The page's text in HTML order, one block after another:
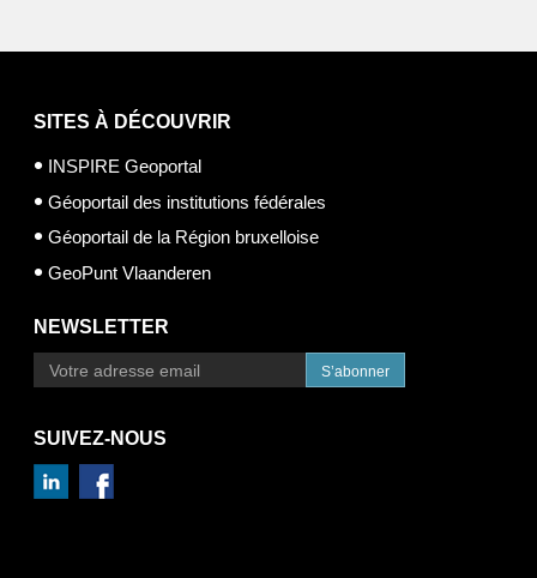
SITES À DÉCOUVRIR
INSPIRE Geoportal
Géoportail des institutions fédérales
Géoportail de la Région bruxelloise
GeoPunt Vlaanderen
NEWSLETTER
S’abonner
SUIVEZ-NOUS